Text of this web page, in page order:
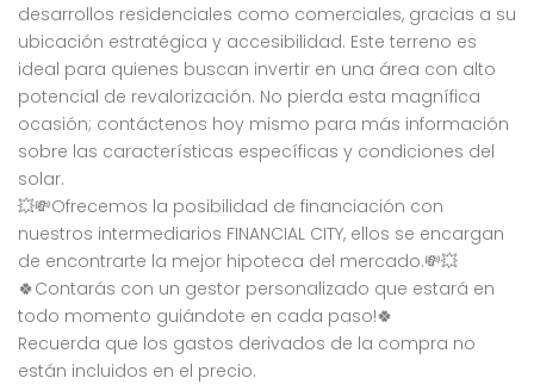
desarrollos residenciales como comerciales, gracias a su
ubicación estratégica y accesibilidad. Este terreno es
ideal para quienes buscan invertir en una área con alto
potencial de revalorización. No pierda esta magnífica
ocasión; contáctenos hoy mismo para más información
sobre las características específicas y condiciones del
solar.
💥💸Ofrecemos la posibilidad de financiación con
nuestros intermediarios FINANCIAL CITY, ellos se encargan
de encontrarte la mejor hipoteca del mercado.💸💥
🍀Contarás con un gestor personalizado que estará en
todo momento guiándote en cada paso!🍀
Recuerda que los gastos derivados de la compra no
están incluidos en el precio.